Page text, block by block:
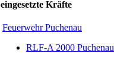
eingesetzte Kräfte
Feuerwehr Puchenau
RLF-A 2000 Puchenau